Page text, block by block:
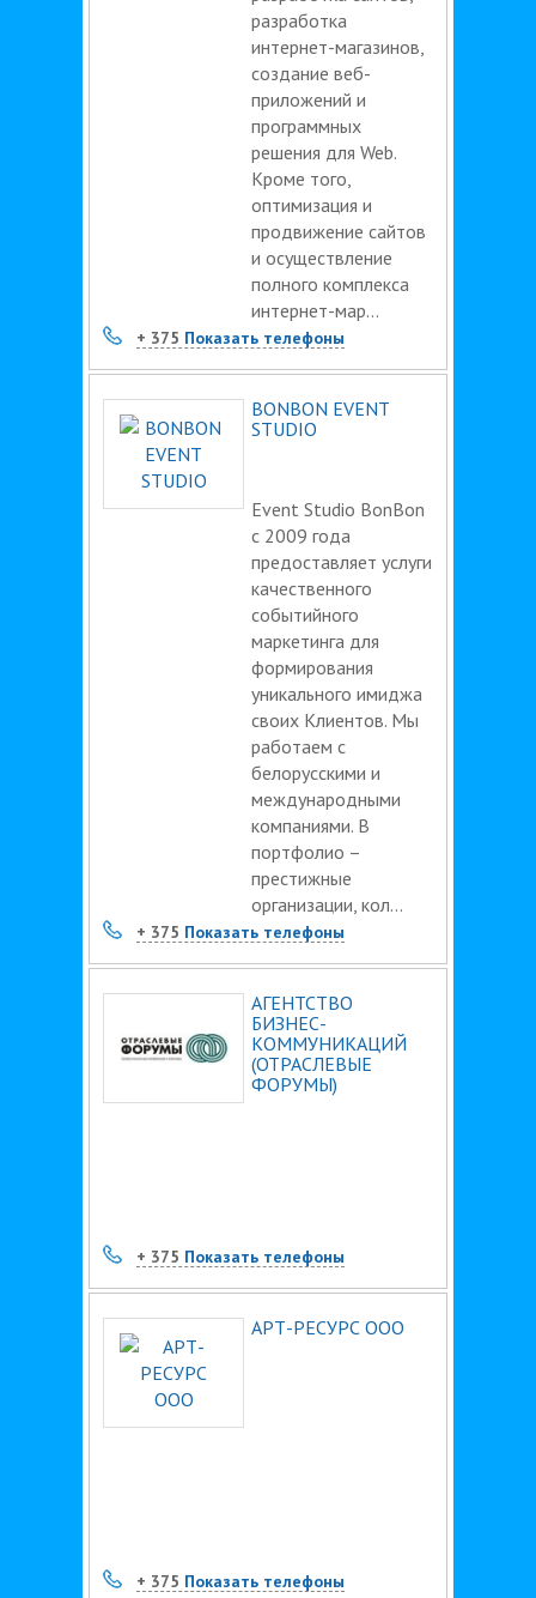
разработка
интернет-магазинов,
создание веб-
приложений и
программных
решения для Web.
Кроме того,
оптимизация и
продвижение сайтов
и осуществление
полного комплекса
интернет-мар...
+ 375 Показать телефоны
BONBON EVENT
STUDIO
Event Studio BonBon
c 2009 года
предоставляет услуги
качественного
событийного
маркетинга для
формирования
уникального имиджа
своих Клиентов. Мы
работаем с
белорусскими и
международными
компаниями. В
портфолио –
престижные
организации, кол...
+ 375 Показать телефоны
АГЕНТСТВО
БИЗНЕС-
КОММУНИКАЦИЙ
(ОТРАСЛЕВЫЕ
ФОРУМЫ)
+ 375 Показать телефоны
АРТ-РЕСУРС ООО
+ 375 Показать телефоны